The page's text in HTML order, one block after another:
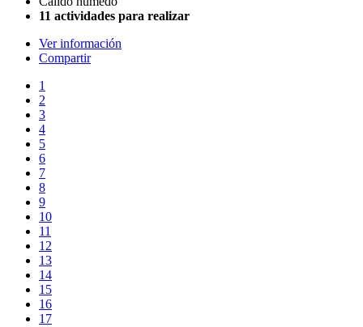
11 actividades para realizar
Ver información
Compartir
1
2
3
4
5
6
7
8
9
10
11
12
13
14
15
16
17